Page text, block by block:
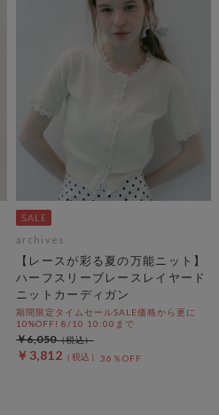
archives
【レースが彩る夏の万能ニット】
ハーフスリーブレースレイヤード
ニットカーディガン
期間限定タイムセールSALE価格から更に
10%OFF! 8/10 10:00まで
￥3,812 36％OFF
￥6,050